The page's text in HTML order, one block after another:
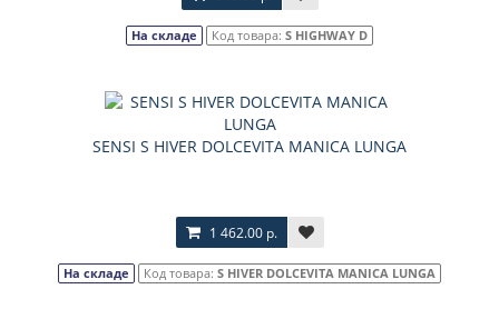
На складе Код товара: S HIGHWAY D
SENSI S HIVER DOLCEVITA MANICA LUNGA
1 462.00 р.
На складе Код товара: S HIVER DOLCEVITA MANICA LUNGA